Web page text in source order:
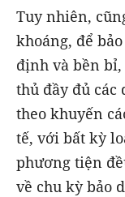
Tuy nhiên,
khoáng, để
định và bền
thủ đầy đủ các
theo khuyến
tế, với bất kỳ
phương tiện
về chu kỳ bảo